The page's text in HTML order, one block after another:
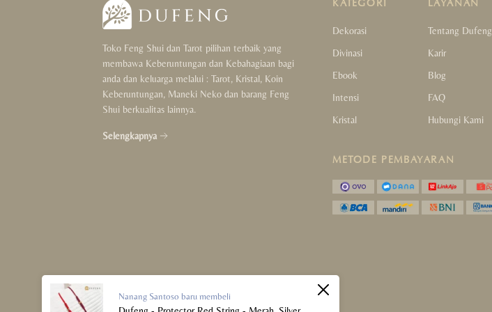
Toko Feng Shui dan Tarot pilihan terbaik yang
membawa Keberuntungan dan Kebahagiaan bagi
anda dan keluarga melalui : Tarot, Kristal, Koin
Keberuntungan, Maneki Neko dan barang Feng
Shui berkualitas lainnya.
Selengkapnya
KATEGORI
Dekorasi
Divinasi
Ebook
Intensi
Kristal
LAYANAN
Tentang Dufeng
Karir
Blog
FAQ
Hubungi Kami
METODE PEMBAYARAN
Nanang Santoso baru membeli